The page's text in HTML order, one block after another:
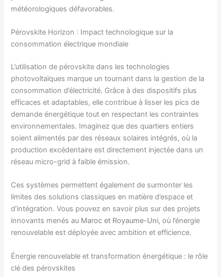
météorologiques défavorables.
Pérovskite Horizon : Impact technologique sur la
consommation électrique mondiale
L’utilisation de pérovskite dans les technologies
photovoltaïques marque un tournant dans la gestion de la
consommation d’électricité. Grâce à des dispositifs plus
efficaces et adaptables, elle contribue à lisser les pics de
demande énergétique tout en respectant les contraintes
environnementales. Imaginez que des quartiers entiers
soient alimentés par des réseaux solaires intégrés, où la
production excédentaire est directement injectée dans un
réseau micro-grid à faible émission.
Ces systèmes permettent également de surmonter les
limites des solutions classiques en matière d’espace et
d’intégration. Vous pouvez en savoir plus sur des projets
innovants menés au Maroc et Royaume-Uni, où l’énergie
renouvelable est déployée avec ambition et efficience.
Énergie renouvelable et transformation énergétique : le rôle
clé des pérovskites